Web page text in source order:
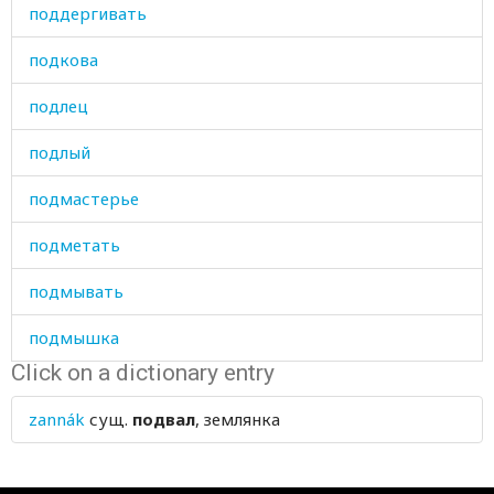
поддергивать
подкова
подлец
подлый
подмастерье
подметать
подмывать
подмышка
подмышкой
поднимать
Click on a dictionary entry
zannák сущ. подвал, землянка